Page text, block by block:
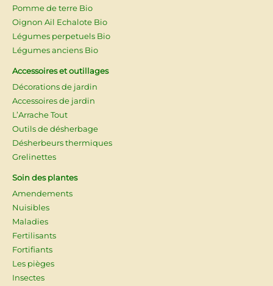
Pomme de terre Bio
Oignon Ail Echalote Bio
Légumes perpetuels Bio
Légumes anciens Bio
Accessoires et outillages
Décorations de jardin
Accessoires de jardin
L’Arrache Tout
Outils de désherbage
Désherbeurs thermiques
Grelinettes
Soin des plantes
Amendements
Nuisibles
Maladies
Fertilisants
Fortifiants
Les pièges
Insectes